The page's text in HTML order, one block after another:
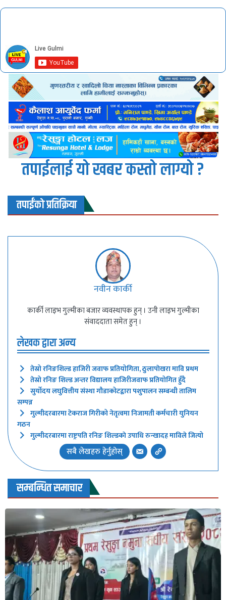
तपाईलाई यो खबर कस्तो लाग्यो ?
तपाईंको प्रतिक्रिया
नवीन कार्की
कार्की लाइभ गुल्मीका बजार व्यवस्थापक हुन् । उनी लाइभ गुल्मीका
संवाददाता समेत हुन् ।
लेखक द्वारा अन्य
तेस्रो रनिङशिल्ड हाजिरी जवाफ प्रतियोगिता, ठुलापाेखरा मावि प्रथम
तेस्रो रनिङ शिल्ड अन्तर विद्यालय हाजिरीजवाफ प्रतियोगित हुँदै
सुर्याेदय लघुवित्तीय संस्था गौडाकोटद्वारा पशुपालन सम्बन्धी तालिम
सम्पन्न
गुल्मीदरबारमा टेकराज गिरीको नेतृत्वमा निजामती कर्मचारी युनियन
गठन
गुल्मीदरबारमा राष्ट्रपति रनिङ शिल्डकाे उपाधि रुन्खादह माविले जित्यो
सबै लेखहरु हेर्नुहोस्
सम्बन्धित समाचार